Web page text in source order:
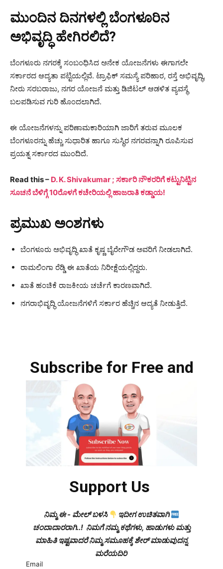
ಮುಂದಿನ ದಿನಗಳಲ್ಲಿ ಬೆಂಗಳೂರಿನ
ಅಭಿವೃದ್ಧಿ ಹೇಗಿರಲಿದೆ?
ಬೆಂಗಳೂರು ನಗರಕ್ಕೆ ಸಂಬಂಧಿಸಿದ ಅನೇಕ ಯೋಜನೆಗಳು ಈಗಾಗಲೇ
ಸರ್ಕಾರದ ಆದ್ಯತಾ ಪಟ್ಟಿಯಲ್ಲಿವೆ. ಟ್ರಾಫಿಕ್ ಸಮಸ್ಯೆ ಪರಿಹಾರ, ರಸ್ತೆ ಅಭಿವೃದ್ಧಿ,
ನೀರು ಸರಬರಾಜು, ನಗರ ಯೋಜನೆ ಮತ್ತು ಡಿಜಿಟಲ್ ಆಡಳಿತ ವ್ಯವಸ್ಥೆ
ಬಲಪಡಿಸುವ ಗುರಿ ಹೊಂದಲಾಗಿದೆ.
ಈ ಯೋಜನೆಗಳನ್ನು ಪರಿಣಾಮಕಾರಿಯಾಗಿ ಜಾರಿಗೆ ತರುವ ಮೂಲಕ
ಬೆಂಗಳೂರನ್ನು ಹೆಚ್ಚು ಸುಧಾರಿತ ಹಾಗೂ ಸುಸ್ಥಿರ ನಗರವನ್ನಾಗಿ ರೂಪಿಸುವ
ಪ್ರಯತ್ನ ಸರ್ಕಾರದ ಮುಂದಿದೆ.
Read this – D. K. Shivakumar ; ಸರ್ಕಾರಿ ನೌಕರರಿಗೆ ಕಟ್ಟುನಿಟ್ಟಿನ
ಸೂಚನೆ ಬೆಳಿಗ್ಗೆ 10ರೊಳಗೆ ಕಚೇರಿಯಲ್ಲಿ ಹಾಜರಾತಿ ಕಡ್ಡಾಯ!
ಪ್ರಮುಖ ಅಂಶಗಳು
ಬೆಂಗಳೂರು ಅಭಿವೃದ್ಧಿ ಖಾತೆ ಕೃಷ್ಣ ಬೈರೇಗೌಡ ಅವರಿಗೆ ನೀಡಲಾಗಿದೆ.
ರಾಮಲಿಂಗಾ ರೆಡ್ಡಿ ಈ ಖಾತೆಯ ನಿರೀಕ್ಷೆಯಲ್ಲಿದ್ದರು.
ಖಾತೆ ಹಂಚಿಕೆ ರಾಜಕೀಯ ಚರ್ಚೆಗೆ ಕಾರಣವಾಗಿದೆ.
ನಗರಾಭಿವೃದ್ಧಿ ಯೋಜನೆಗಳಿಗೆ ಸರ್ಕಾರ ಹೆಚ್ಚಿನ ಆದ್ಯತೆ ನೀಡುತ್ತಿದೆ.
Subscribe for Free and
Support Us
ನಿಮ್ಮ ಈ - ಮೇಲ್ ಬಳಸಿ
ಇದೀಗ ಉಚಿತವಾಗಿ
ಚಂದಾದಾರರಾಗಿ..! ನಿಮಗೆ ನಮ್ಮ ಕಥೆಗಳು, ಹಾಡುಗಳು ಮತ್ತು
ಮಾಹಿತಿ ಇಷ್ಟವಾದರೆ ನಿಮ್ಮ ಸಮೂಹಕ್ಕೆ ಶೇರ್ ಮಾಡುವುದನ್ನ
ಮರೆಯದಿರಿ
Email